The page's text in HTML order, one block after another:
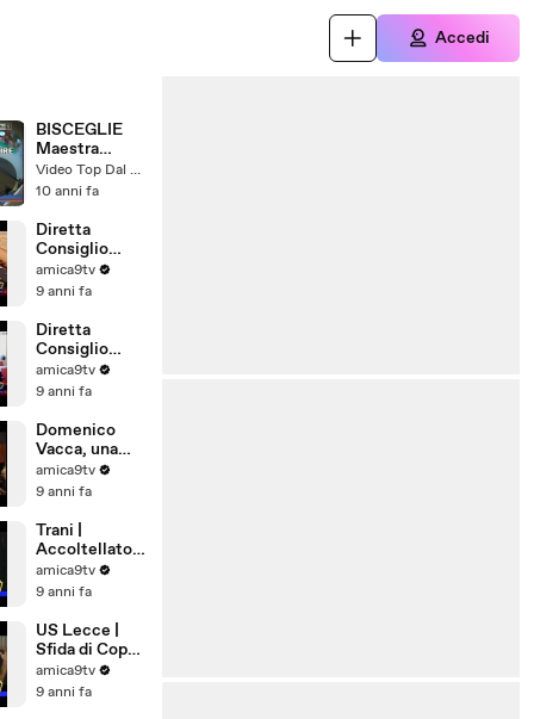
Accedi
BISCEGLIE
Maestra
picchia i
piccoli
Video Top Dal Web
10 anni fa
Diretta
Consiglio
Comunale di
Barletta del
amica9tv
9 anni fa
Diretta
Consiglio
Comunale di
Barletta del
amica9tv
9 anni fa
Domenico
Vacca, una
storia tutta
pugliese
amica9tv
9 anni fa
Trani |
Accoltellato
28enne in Via
Ognissanti
amica9tv
9 anni fa
US Lecce |
Sfida di Coppa
a Pordenone
amica9tv
9 anni fa